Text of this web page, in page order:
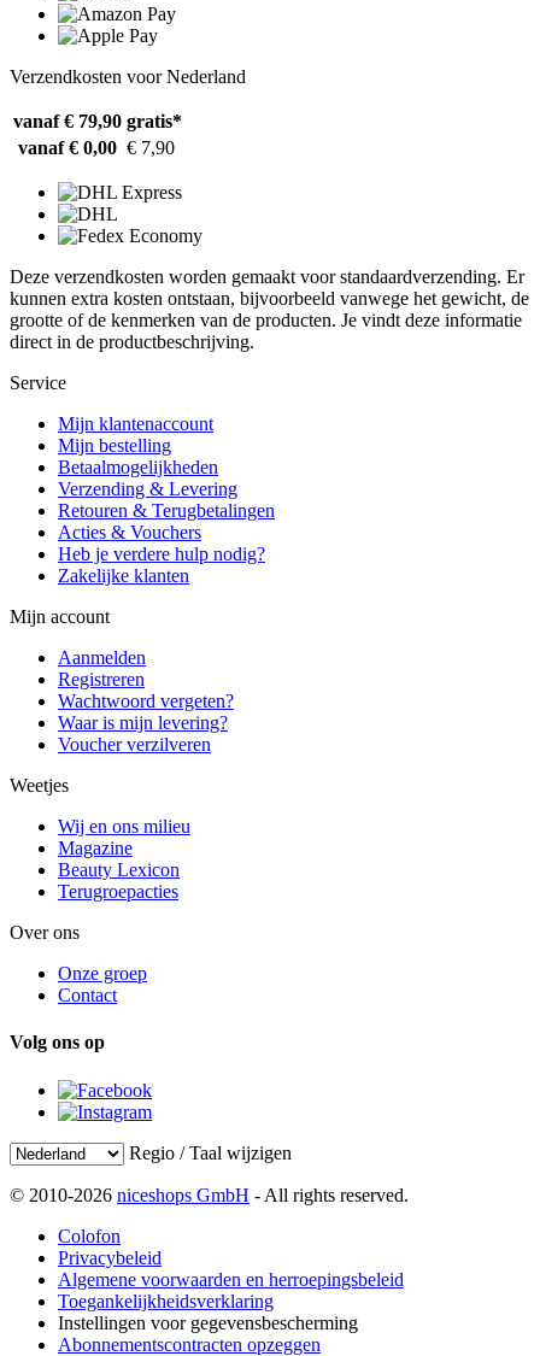
Verzendkosten voor Nederland
vanaf € 79,90 gratis*
vanaf € 0,00 € 7,90
Deze verzendkosten worden gemaakt voor standaardverzending. Er
kunnen extra kosten ontstaan, bijvoorbeeld vanwege het gewicht, de
grootte of de kenmerken van de producten. Je vindt deze informatie
direct in de productbeschrijving.
Service
Mijn klantenaccount
Mijn bestelling
Betaalmogelijkheden
Verzending & Levering
Retouren & Terugbetalingen
Acties & Vouchers
Heb je verdere hulp nodig?
Zakelijke klanten
Mijn account
Aanmelden
Registreren
Wachtwoord vergeten?
Waar is mijn levering?
Voucher verzilveren
Weetjes
Wij en ons milieu
Magazine
Beauty Lexicon
Terugroepacties
Over ons
Onze groep
Contact
Volg ons op
Regio / Taal wijzigen
© 2010-2026 niceshops GmbH - All rights reserved.
Colofon
Privacybeleid
Algemene voorwaarden en herroepingsbeleid
Toegankelijkheidsverklaring
Instellingen voor gegevensbescherming
Abonnementscontracten opzeggen